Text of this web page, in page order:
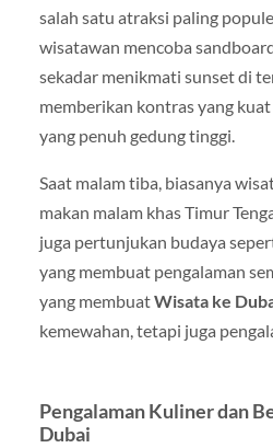
salah satu atraksi paling
wisatawan mencoba
sekadar menikmati sunset di
memberikan kontras yang
yang penuh gedung tinggi.
Saat malam tiba, biasanya
makan malam khas Timur
juga pertunjukan budaya
yang membuat pengalaman
yang membuatWisata ke
kemewahan, tetapi juga
Pengalaman Kuliner dan
Dubai